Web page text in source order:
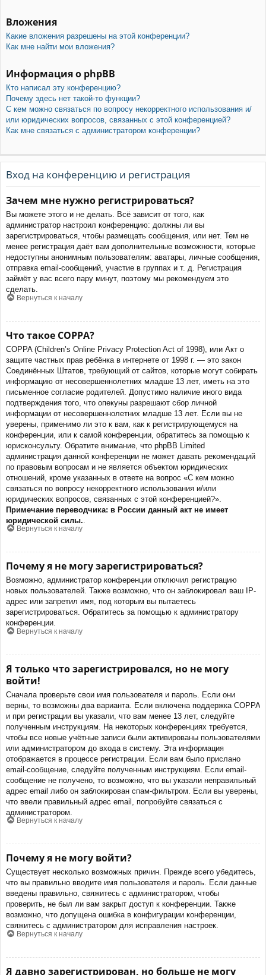
Вложения
Какие вложения разрешены на этой конференции?
Как мне найти мои вложения?
Информация о phpBB
Кто написал эту конференцию?
Почему здесь нет такой-то функции?
С кем можно связаться по вопросу некорректного использования и/
или юридических вопросов, связанных с этой конференцией?
Как мне связаться с администратором конференции?
Вход на конференцию и регистрация
Зачем мне нужно регистрироваться?
Вы можете этого и не делать. Всё зависит от того, как
администратор настроил конференцию: должны ли вы
зарегистрироваться, чтобы размещать сообщения, или нет. Тем не
менее регистрация даёт вам дополнительные возможности, которые
недоступны анонимным пользователям: аватары, личные сообщения,
отправка email-сообщений, участие в группах и т. д. Регистрация
займёт у вас всего пару минут, поэтому мы рекомендуем это
сделать.
Вернуться к началу
Что такое COPPA?
COPPA (Children’s Online Privacy Protection Act of 1998), или Акт о
защите частных прав ребёнка в интернете от 1998 г. — это закон
Соединённых Штатов, требующий от сайтов, которые могут собирать
информацию от несовершеннолетних младше 13 лет, иметь на это
письменное согласие родителей. Допустимо наличие иного вида
подтверждения того, что опекуны разрешают сбор личной
информации от несовершеннолетних младше 13 лет. Если вы не
уверены, применимо ли это к вам, как к регистрирующемуся на
конференции, или к самой конференции, обратитесь за помощью к
юрисконсульту. Обратите внимание, что phpBB Limited
администрация данной конференции не может давать рекомендаций
по правовым вопросам и не является объектом юридических
отношений, кроме указанных в ответе на вопрос «С кем можно
связаться по вопросу некорректного использования и/или
юридических вопросов, связанных с этой конференцией?».
Примечание переводчика: в России данный акт не имеет
юридической силы.
Вернуться к началу
Почему я не могу зарегистрироваться?
Возможно, администратор конференции отключил регистрацию
новых пользователей. Также возможно, что он заблокировал ваш IP-
адрес или запретил имя, под которым вы пытаетесь
зарегистрироваться. Обратитесь за помощью к администратору
конференции.
Вернуться к началу
Я только что зарегистрировался, но не могу
войти!
Сначала проверьте свои имя пользователя и пароль. Если они
верны, то возможны два варианта. Если включена поддержка COPPA
и при регистрации вы указали, что вам менее 13 лет, следуйте
полученным инструкциям. На некоторых конференциях требуется,
чтобы все новые учётные записи были активированы пользователями
или администратором до входа в систему. Эта информация
отображается в процессе регистрации. Если вам было прислано
email-сообщение, следуйте полученным инструкциям. Если email-
сообщение не получено, то возможно, что вы указали неправильный
адрес email либо он заблокирован спам-фильтром. Если вы уверены,
что ввели правильный адрес email, попробуйте связаться с
администратором.
Вернуться к началу
Почему я не могу войти?
Существует несколько возможных причин. Прежде всего убедитесь,
что вы правильно вводите имя пользователя и пароль. Если данные
введены правильно, свяжитесь с администратором, чтобы
проверить, не был ли вам закрыт доступ к конференции. Также
возможно, что допущена ошибка в конфигурации конференции,
свяжитесь с администратором для исправления настроек.
Вернуться к началу
Я давно зарегистрирован, но больше не могу